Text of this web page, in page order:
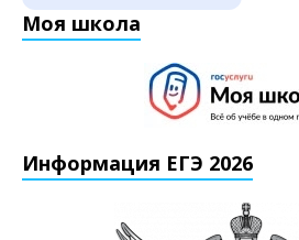
Моя школа
Информация ЕГЭ 2026